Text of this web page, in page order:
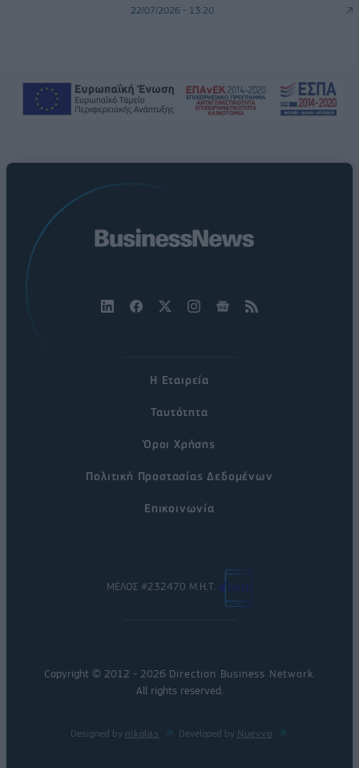
22/07/2026 - 13:20
Η Εταιρεία
Ταυτότητα
Όροι Χρήσης
Πολιτική Προστασίας Δεδομένων
Επικοινωνία
ΜΕΛΟΣ #232470 Μ.Η.Τ.
Copyright © 2012 - 2026 Direction Business Network
All rights reserved.
Designed by nikolas Developed by Nuevvo